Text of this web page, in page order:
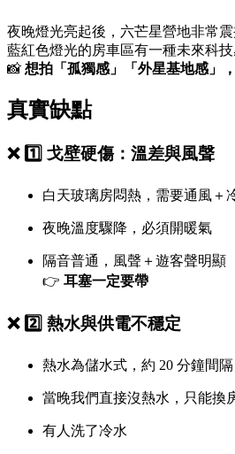
夜晚燈光亮起後，六芒星營地非常
藍紅色燈光的房車區有一種未來科
📸 想拍「孤獨感」「外星基地感」
真實缺點
❌ 1️⃣ 戈壁硬傷：溫差與風聲
白天玻璃房悶熱，需要通風＋
夜晚溫度驟降，必須開暖氣
隔音普通，風聲＋遊客聲明顯
👉 耳塞一定要帶
❌ 2️⃣ 熱水與供電不穩定
熱水為儲水式，約 20 分鐘間隔
當晚我們直接沒熱水，只能換
有人洗了冷水